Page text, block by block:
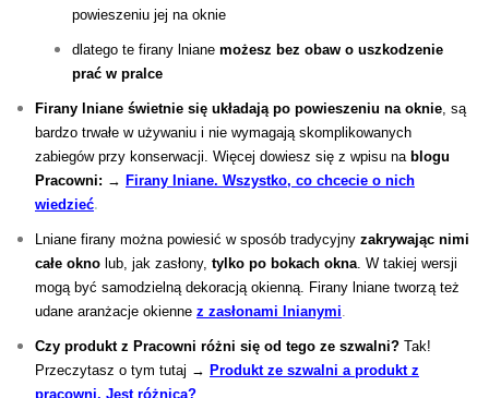
powieszeniu jej na oknie
dlatego te firany lniane możesz bez obaw o uszkodzenie
prać w pralce
Firany lniane świetnie się układają po powieszeniu na oknie , są
bardzo trwałe w używaniu i nie wymagają skomplikowanych
zabiegów przy konserwacji. Więcej dowiesz się z wpisu na blogu
Pracowni: → Firany lniane. Wszystko, co chcecie o nich
wiedzieć.
Lniane firany można powiesić w sposób tradycyjny zakrywając nimi
całe okno lub, jak zasłony, tylko po bokach okna . W takiej wersji
mogą być samodzielną dekoracją okienną. Firany lniane tworzą też
udane aranżacje okienne z zasłonami lnianymi
Czy produkt z Pracowni różni się od tego ze szwalni? Tak!
Przeczytasz o tym tutaj → Produkt ze szwalni a produkt z
pracowni. Jest różnica?